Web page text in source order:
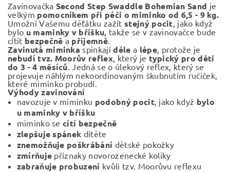
Zavinovačka Second Step Swaddle Bohemian Sand je
velkým pomocníkem při péči o miminko od 6,5 - 9 kg.
Umožní Vašemu děťátku zažít stejný pocit, jako když
bylo u maminky v bříšku, takže se v zavinovačce bude
cítit bezpečně a příjemně.
Zavinutá miminka spinkajídéle a lépe, protože je
nebudí tvz. Moorův reflex, který je typický pro děti
do 3 - 4 měsíců. Jedná se o úlekový reflex, který se
projevuje náhlým nekoordinovaným škubnutím ručiček,
které miminko probudí.
Výhody zavinování
navozuje v miminku podobný pocit, jako když bylo
u maminky v bříšku
miminko secítí bezpečně
zlepšuje spánek dítěte
znemožňuje poškrábání dětské pokožky
zmírňuje příznaky novorozenecké koliky
zabraňuje probuzení kvůli tzv. Moorůvu reflexu